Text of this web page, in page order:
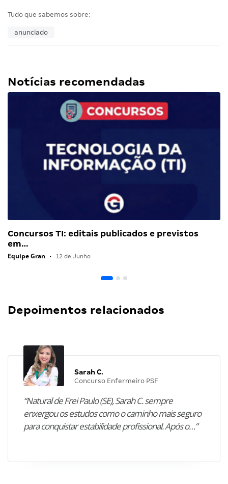
Tudo que sabemos sobre:
anunciado
Notícias recomendadas
Concursos TI: editais publicados e previstos
em…
Equipe Gran • 12 de Junho
Depoimentos relacionados
Sarah C.
Concurso Enfermeiro PSF
“Natural de Frei Paulo (SE), Sarah C. sempre
enxergou os estudos como o caminho mais seguro
para conquistar estabilidade profissional. Após o…”